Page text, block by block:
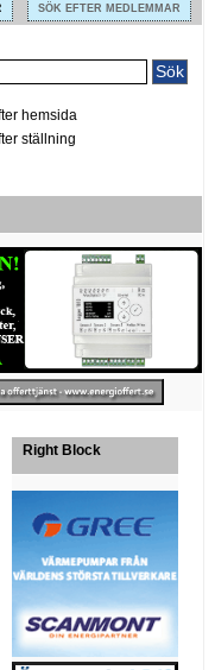
SÖK EFTER MEDLEMMAR
hemsida
ställning
Right Block